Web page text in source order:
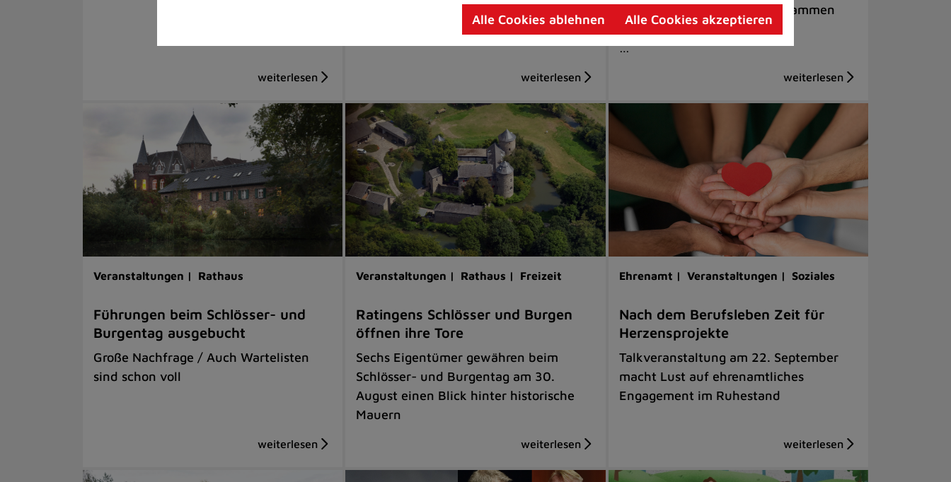
am 17. Oktober in Lintorf zusammen
…
Veranstaltungen | Rathaus
Führungen beim Schlösser- und
Burgentag ausgebucht
Große Nachfrage / Auch Wartelisten
sind schon voll
Veranstaltungen | Rathaus | Freizeit
Ratingens Schlösser und Burgen
öffnen ihre Tore
Sechs Eigentümer gewähren beim
Schlösser- und Burgentag am 30.
August einen Blick hinter historische
Mauern
Ehrenamt | Veranstaltungen | Soziales
Nach dem Berufsleben Zeit für
Herzensprojekte
Talkveranstaltung am 22. September
macht Lust auf ehrenamtliches
Engagement im Ruhestand
Alle Cookies ablehnen Alle Cookies akzeptieren